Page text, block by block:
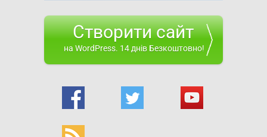
Створити сайт
на WordPress. 14 днів Безкоштовно!